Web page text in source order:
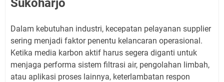
Dalam kebutuhan industri, kecepatan pelayanan supplier
sering menjadi faktor penentu kelancaran operasional.
Ketika media karbon aktif harus segera diganti untuk
menjaga performa sistem filtrasi air, pengolahan limbah,
atau aplikasi proses lainnya, keterlambatan respon